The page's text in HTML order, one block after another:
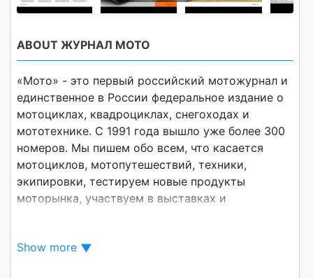
ABOUT ЖУРНАЛ МОТО
«Мото» - это первый российский мотожурнал и
единственное в России федеральное издание о
мотоциклах, квадроциклах, снегоходах и
мототехнике. С 1991 года вышло уже более 300
номеров. Мы пишем обо всем, что касается
мотоциклов, мотопутешествий, техники,
экипировки, тестируем новые продукты
моторынка, участвуем в выставках и
годы существования журнала – любовь
Show more